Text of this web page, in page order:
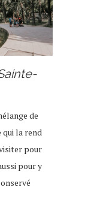
de
la rend
pour
pour y